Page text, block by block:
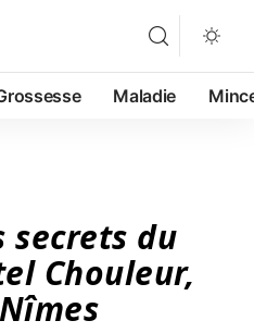
Maladie
secrets du
Chouleur,